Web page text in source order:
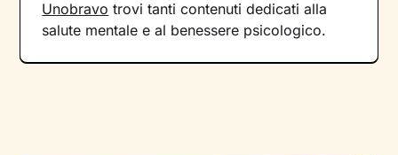
Unobravo trovi tanti contenuti dedicati alla
salute mentale e al benessere psicologico.